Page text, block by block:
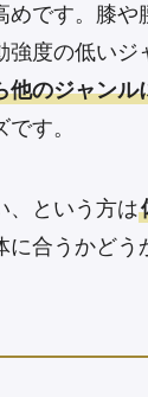
めです。膝や
強度の低いジ
他のジャンル
す。
、という方は
に合うかどう